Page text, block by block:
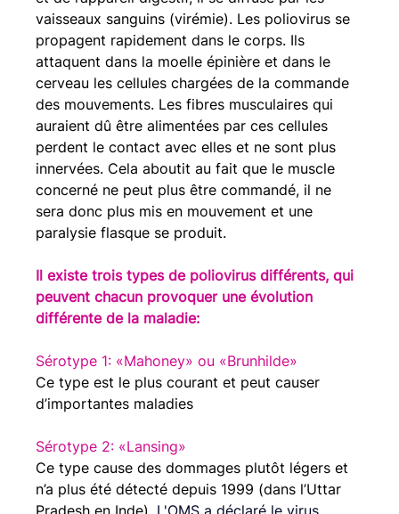
vaisseaux sanguins (virémie). Les poliovirus se
propagent rapidement dans le corps. Ils
attaquent dans la moelle épinière et dans le
cerveau les cellules chargées de la commande
des mouvements. Les fibres musculaires qui
auraient dû être alimentées par ces cellules
perdent le contact avec elles et ne sont plus
innervées. Cela aboutit au fait que le muscle
concerné ne peut plus être commandé, il ne
sera donc plus mis en mouvement et une
paralysie flasque se produit.
Il existe trois types de poliovirus différents, qui
peuvent chacun provoquer une évolution
différente de la maladie:
Sérotype 1: «Mahoney» ou «Brunhilde»
Ce type est le plus courant et peut causer
d’importantes maladies
Sérotype 2: «Lansing»
Ce type cause des dommages plutôt légers et
n’a plus été détecté depuis 1999 (dans l’Uttar